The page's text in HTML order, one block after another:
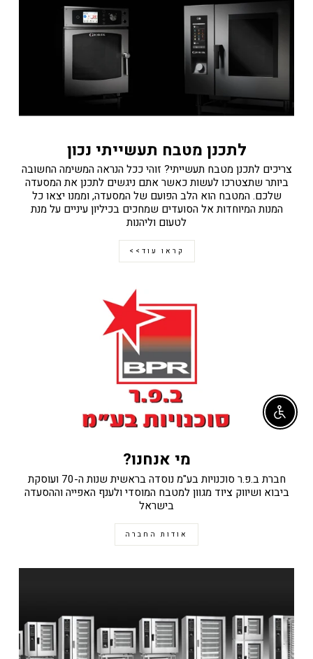
לתכנן מטבח תעשייתי נכון
צריכים לתכנן מטבח תעשייתי? זוהי ככל הנראה המשימה החשובה
ביותר שתצטרכו לעשות כאשר אתם ניגשים לתכנן את המסעדה
שלכם. המטבח הוא הלב הפועם של המסעדה, וממנו יצאו כל
המנות המיוחדות אל הסועדים שמחכים בכיליון עיניים על מנת
לטעום וליהנות
קראו עוד>>
מי אנחנו?
חברת ב.פ.ר סוכנויות בע"מ נוסדה בראשית שנות ה-70 ועוסקת
ביבוא ושיווק ציוד מגוון למטבח המוסדי ולענף האפייה וההסעדה
בישראל
אודות החברה
Enable accessibility